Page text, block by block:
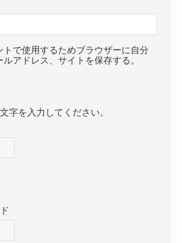
トで使用するためブラウザーに自分
アドレス、サイトを保存する。
字を入力してください。